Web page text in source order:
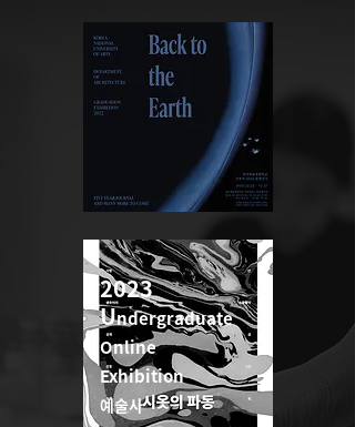
2022
Undergraduate
Online
Exhibition
예술사
2023
Undergraduate
Online
Exhibition
예술사